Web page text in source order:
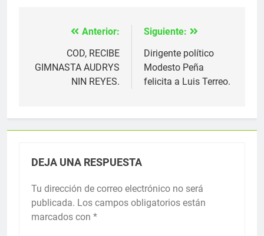
Navegación
entradas
Anterior:
COD, RECIBE
GIMNASTA AUDRYS
NIN REYES.
Siguiente:
Dirigente político
Modesto Peña
felicita a Luis Terreo.
DEJA UNA RESPUESTA
Tu dirección de correo electrónico no será
publicada. Los campos obligatorios están
marcados con *